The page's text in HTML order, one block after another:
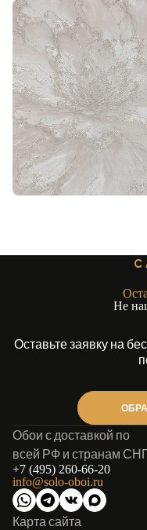
Не
Оставьте заявку на
Обои с доставкой по
всей РФ и странам
+7 (495) 260-66-20
info@solo-oboi.ru
Карта сайта